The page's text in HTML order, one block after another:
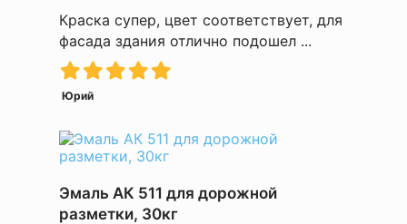
Краска супер, цвет соответствует, для
фасада здания отлично подошел ...
Юрий
Эмаль АК 511 для дорожной
разметки, 30кг